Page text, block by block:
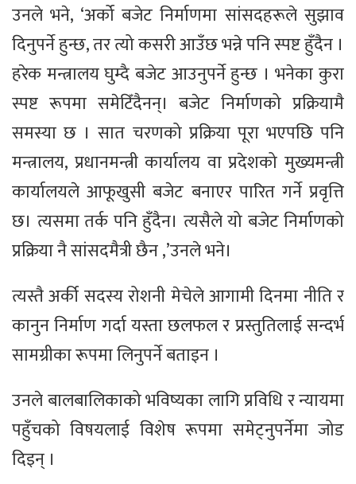
उनले भने, ‘अर्को बजेट निर्माणमा सांसदहरूले सुझाव
दिनुपर्ने हुन्छ, तर त्यो कसरी आउँछ भन्ने पनि स्पष्ट हुँदैन ।
हरेक मन्त्रालय घुम्दै बजेट आउनुपर्ने हुन्छ । भनेका कुरा
स्पष्ट रूपमा समेटिँदैनन्। बजेट निर्माणको प्रक्रियामै
समस्या छ । सात चरणको प्रक्रिया पूरा भएपछि पनि
मन्त्रालय, प्रधानमन्त्री कार्यालय वा प्रदेशको मुख्यमन्त्री
कार्यालयले आफूखुसी बजेट बनाएर पारित गर्ने प्रवृत्ति
छ। त्यसमा तर्क पनि हुँदैन। त्यसैले यो बजेट निर्माणको
प्रक्रिया नै सांसदमैत्री छैन ,’उनले भने।
त्यस्तै अर्की सदस्य रोशनी मेचेले आगामी दिनमा नीति र
कानुन निर्माण गर्दा यस्ता छलफल र प्रस्तुतिलाई सन्दर्भ
सामग्रीका रूपमा लिनुपर्ने बताइन ।
उनले बालबालिकाको भविष्यका लागि प्रविधि र न्यायमा
पहुँचको विषयलाई विशेष रूपमा समेट्नुपर्नेमा जोड
दिइन् ।